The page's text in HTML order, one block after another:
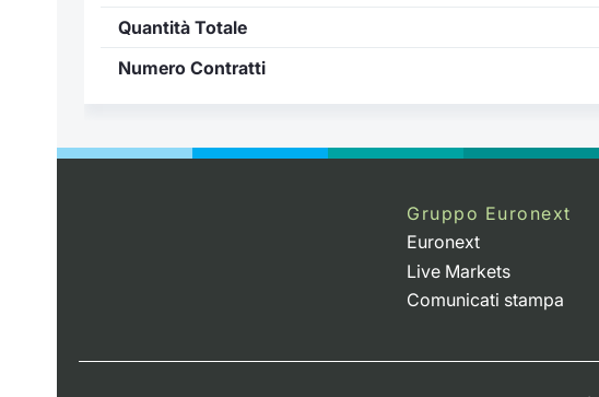
Quantità Totale
Numero Contratti
Gruppo Euronext
Euronext
Live Markets
Comunicati stampa